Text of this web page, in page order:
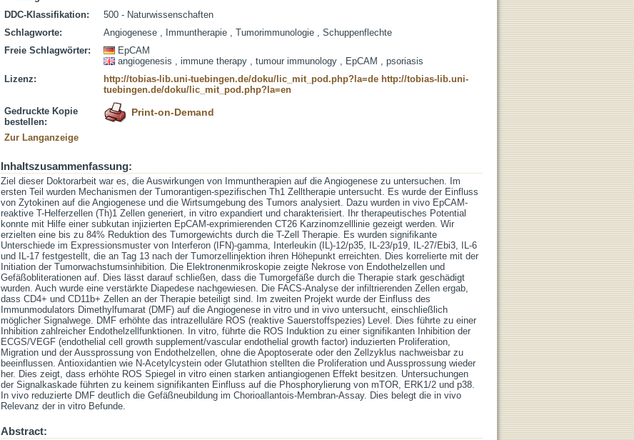
DDC-Klassifikation:
500 - Naturwissenschaften
Schlagworte:
Angiogenese , Immuntherapie , Tumorimmunologie , Schuppenflechte
Freie Schlagwörter:
EpCAM
angiogenesis , immune therapy , tumour immunology , EpCAM , psoriasis
Lizenz:
http://tobias-lib.uni-tuebingen.de/doku/lic_mit_pod.php?la=de http://tobias-lib.uni-
tuebingen.de/doku/lic_mit_pod.php?la=en
Gedruckte Kopie
bestellen:
Print-on-Demand
Zur Langanzeige
Inhaltszusammenfassung:
Ziel dieser Doktorarbeit war es, die Auswirkungen von Immuntherapien auf die Angiogenese zu untersuchen. Im
ersten Teil wurden Mechanismen der Tumorantigen-spezifischen Th1 Zelltherapie untersucht. Es wurde der Einfluss
von Zytokinen auf die Angiogenese und die Wirtsumgebung des Tumors analysiert. Dazu wurden in vivo EpCAM-
reaktive T-Helferzellen (Th)1 Zellen generiert, in vitro expandiert und charakterisiert. Ihr therapeutisches Potential
konnte mit Hilfe einer subkutan injizierten EpCAM-exprimierenden CT26 Karzinomzelllinie gezeigt werden. Wir
erzielten eine bis zu 84% Reduktion des Tumorgewichts durch die T-Zell Therapie. Es wurden signifikante
Unterschiede im Expressionsmuster von Interferon (IFN)-gamma, Interleukin (IL)-12/p35, IL-23/p19, IL-27/Ebi3, IL-6
und IL-17 festgestellt, die an Tag 13 nach der Tumorzellinjektion ihren Höhepunkt erreichten. Dies korrelierte mit der
Initiation der Tumorwachstumsinhibition. Die Elektronenmikroskopie zeigte Nekrose von Endothelzellen und
Gefäßobliterationen auf. Dies lässt darauf schließen, dass die Tumorgefäße durch die Therapie stark geschädigt
wurden. Auch wurde eine verstärkte Diapedese nachgewiesen. Die FACS-Analyse der infiltrierenden Zellen ergab,
dass CD4+ und CD11b+ Zellen an der Therapie beteiligt sind. Im zweiten Projekt wurde der Einfluss des
Immunmodulators Dimethylfumarat (DMF) auf die Angiogenese in vitro und in vivo untersucht, einschließlich
möglicher Signalwege. DMF erhöhte das intrazelluläre ROS (reaktive Sauerstoffspezies) Level. Dies führte zu einer
Inhibition zahlreicher Endothelzellfunktionen. In vitro, führte die ROS Induktion zu einer signifikanten Inhibition der
ECGS/VEGF (endothelial cell growth supplement/vascular endothelial growth factor) induzierten Proliferation,
Migration und der Aussprossung von Endothelzellen, ohne die Apoptoserate oder den Zellzyklus nachweisbar zu
beeinflussen. Antioxidantien wie N-Acetylcystein oder Glutathion stellten die Proliferation und Aussprossung wieder
her. Dies zeigt, dass erhöhte ROS Spiegel in vitro einen starken antiangiogenen Effekt besitzen. Untersuchungen
der Signalkaskade führten zu keinem signifikanten Einfluss auf die Phosphorylierung von mTOR, ERK1/2 und p38.
In vivo reduzierte DMF deutlich die Gefäßneubildung im Chorioallantois-Membran-Assay. Dies belegt die in vivo
Relevanz der in vitro Befunde.
Abstract: